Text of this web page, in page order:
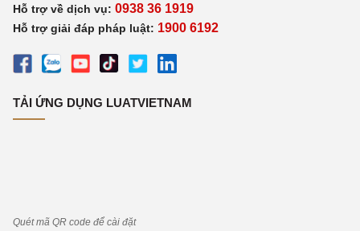
Hỗ trợ về dịch vụ: 0938 36 1919
Hỗ trợ giải đáp pháp luật: 1900 6192
TẢI ỨNG DỤNG LUATVIETNAM
Quét mã QR code để cài đặt